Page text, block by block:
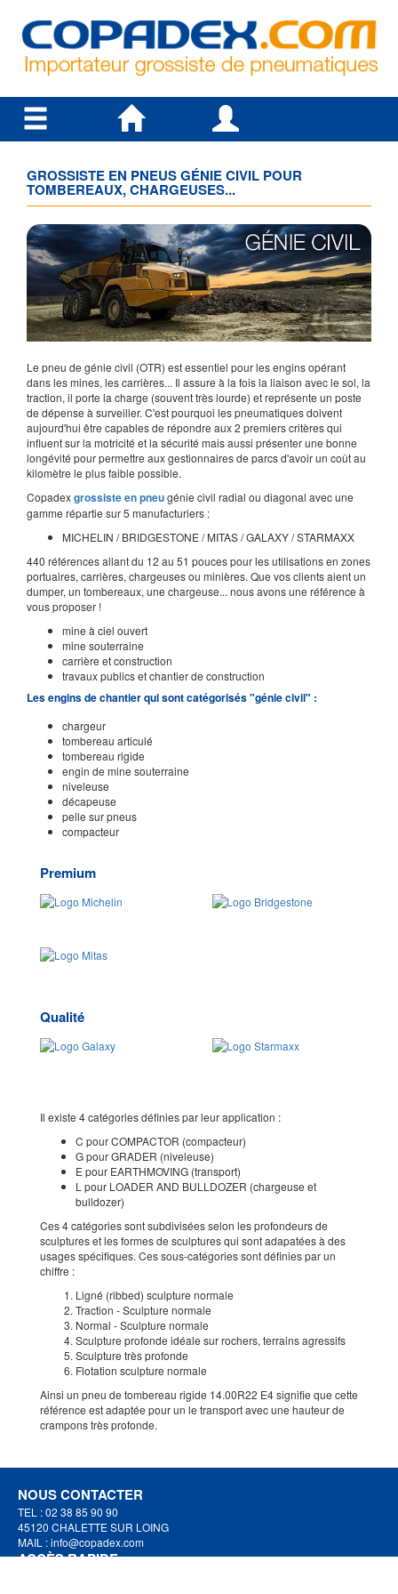
GROSSISTE EN PNEUS GÉNIE CIVIL POUR
TOMBEREAUX, CHARGEUSES...
Le pneu de génie civil (OTR) est essentiel pour les engins opérant
dans les mines, les carrières... Il assure à la fois la liaison avec le sol, la
traction, il porte la charge (souvent très lourde) et représente un poste
de dépense à surveiller. C'est pourquoi les pneumatiques doivent
aujourd'hui être capables de répondre aux 2 premiers critères qui
influent sur la motricité et la sécurité mais aussi présenter une bonne
longévité pour permettre aux gestionnaires de parcs d'avoir un coût au
kilomètre le plus faible possible.
Copadexgrossiste en pneugénie civil radial ou diagonal avec une
gamme répartie sur 5 manufacturiers :
MICHELIN / BRIDGESTONE / MITAS / GALAXY / STARMAXX
440 références allant du 12 au 51 pouces pour les utilisations en zones
portuaires, carrières, chargeuses ou minières. Que vos clients aient un
dumper, un tombereaux, une chargeuse... nous avons une référence à
vous proposer !
mine à ciel ouvert
mine souterraine
carrière et construction
travaux publics et chantier de construction
Les engins de chantier qui sont catégorisés "génie civil" :
chargeur
tombereau articulé
tombereau rigide
engin de mine souterraine
niveleuse
décapeuse
pelle sur pneus
compacteur
Premium
Qualité
Il existe 4 catégories définies par leur application :
C pour COMPACTOR (compacteur)
G pour GRADER (niveleuse)
E pour EARTHMOVING (transport)
L pour LOADER AND BULLDOZER (chargeuse et
bulldozer)
Ces 4 catégories sont subdivisées selon les profondeurs de
sculptures et les formes de sculptures qui sont adapatées à des
usages spécifiques. Ces sous-catégories sont définies par un
chiffre :
Ligné (ribbed) sculpture normale
Traction - Sculpture normale
Normal - Sculpture normale
Sculpture profonde idéale sur rochers, terrains agressifs
Sculpture très profonde
Flotation sculpture normale
Ainsi un pneu de tombereau rigide 14.00R22 E4 signifie que cette
référence est adaptée pour un le transport avec une hauteur de
crampons très profonde.
NOUS CONTACTER
TEL : 02 38 85 90 90
45120 CHALETTE SUR LOING
MAIL :info@copadex.com
ACCÈS RAPIDE